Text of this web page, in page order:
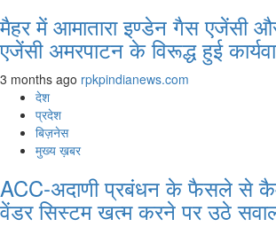
मैहर में आमातारा इण्डेन गैस एजेंसी
एजेंसी अमरपाटन के विरूद्ध हुई
3 months ago rpkpindianews.com
देश
प्रदेश
बिज़नेस
मुख्य ख़बर
ACC-अदाणी प्रबंधन के फैसले से
वेंडर सिस्टम खत्म करने पर उठे